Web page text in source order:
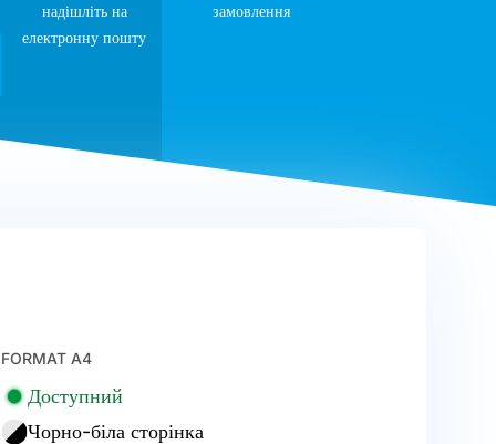
надішліть на
електронну пошту
замовлення
FORMAT A4
Доступний
Чорно-біла сторінка